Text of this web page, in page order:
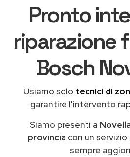
Pronto
riparazione
Bosch
Usiamo solo tecnici di
garantire l'intervento
Siamo presenti a
provincia con un
sempre